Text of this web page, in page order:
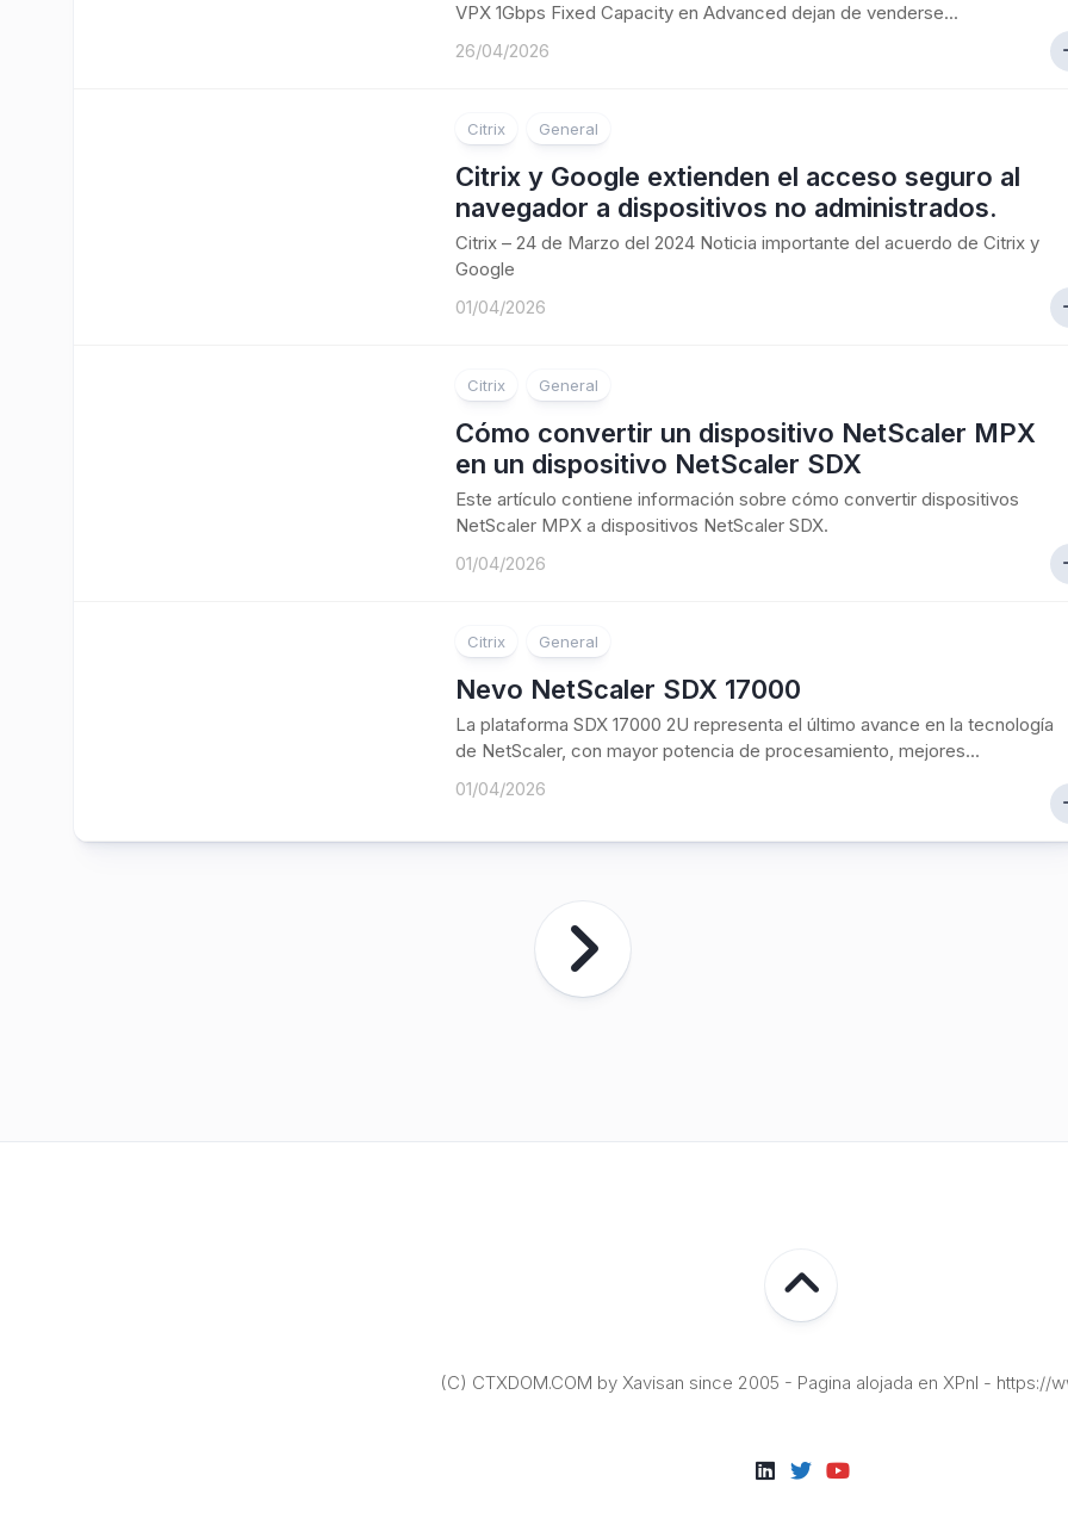
VPX 1Gbps Fixed Capacity en Advanced dejan de venderse...
26/04/2026
Citrix General
Citrix y Google extienden el acceso seguro al
navegador a dispositivos no administrados.
Citrix – 24 de Marzo del 2024 Noticia importante del acuerdo de Citrix y
Google
01/04/2026
Citrix General
Cómo convertir un dispositivo NetScaler MPX
en un dispositivo NetScaler SDX
Este artículo contiene información sobre cómo convertir dispositivos
NetScaler MPX a dispositivos NetScaler SDX.
01/04/2026
Citrix General
Nevo NetScaler SDX 17000
La plataforma SDX 17000 2U representa el último avance en la tecnología
de NetScaler, con mayor potencia de procesamiento, mejores...
01/04/2026
(C) CTXDOM.COM by Xavisan since 2005 - Pagina alojada en XPnI - https://